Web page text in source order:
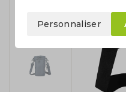
Personnaliser